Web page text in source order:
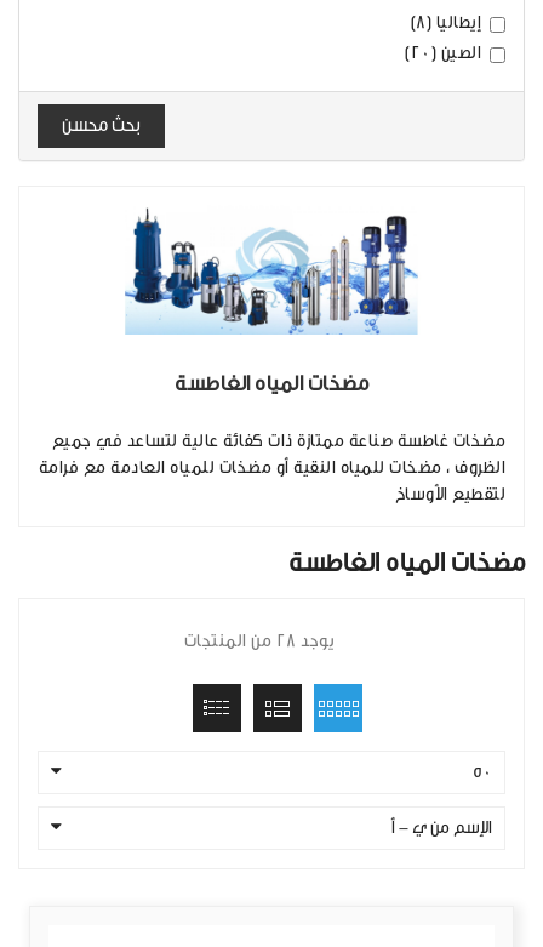
إيطاليا (8)
الصين (20)
بحث محسن
مضخات المياه الغاطسة
مضخات غاطسة صناعة ممتازة ذات كفائة عالية لتساعد في جميع
الظروف ، مضخات للمياه النقية أو مضخات للمياه العادمة مع فرامة
لتقطيع الأوساخ
مضخات المياه الغاطسة
يوجد 28 من المنتجات
50
الإسم من ي - أ